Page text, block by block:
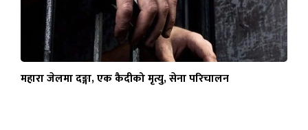
महारा जेलमा दङ्गा, एक कैदीको मृत्यु, सेना परिचालन